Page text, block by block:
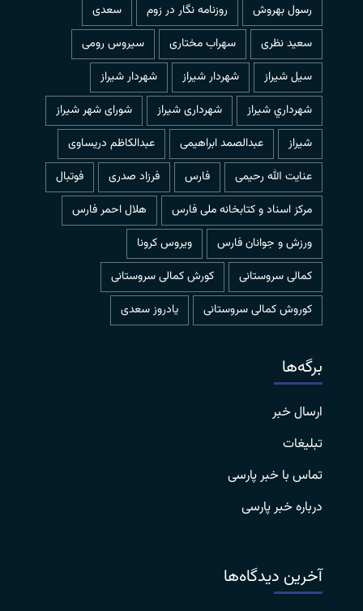
رسول بهروش
روزنامه نگار در زوم
سعدی
سعید نظری
سهراب مختاری
سیروس رومی
سیل شیراز
شهردار شيراز
شهردار شیراز
شهرداري شيراز
شهرداری شیراز
شورای شهر شیراز
شیراز
عبدالصمد ابراهیمی
عبدالکاظم دریساوی
عنایت الله رحیمی
فارس فرزاد صدری
فوتبال
مرکز اسناد و کتابخانه ملی فارس
هلال احمر فارس
ورزش و جوانان فارس
ویروس کرونا
کمالی سروستانی
کورش کمالی سروستانی
کوروش کمالی سروستانی
یادروز سعدی
برگه‌ها
ارسال خبر
تبلیغات
تماس با خبر پارسی
درباره خبر پارسی
آخرین دیدگاه‌ها